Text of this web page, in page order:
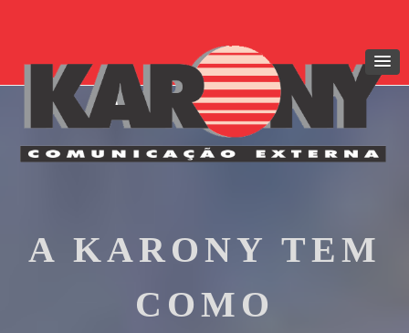
A KARONY TEM
COMO